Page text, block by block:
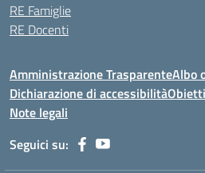
RE Famiglie
RE Docenti
Amministrazione TrasparenteAlbo
Dichiarazione di accessibilità
Note legali
Seguici su: